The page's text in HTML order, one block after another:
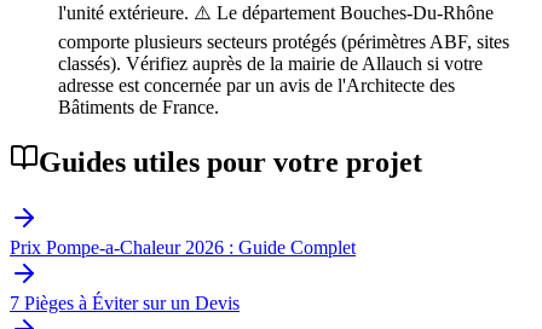
l'unité extérieure. ⚠️ Le département Bouches-Du-Rhône
comporte plusieurs secteurs protégés (périmètres ABF, sites
classés). Vérifiez auprès de la mairie de Allauch si votre
adresse est concernée par un avis de l'Architecte des
Bâtiments de France.
Guides utiles pour votre projet
Prix Pompe-a-Chaleur 2026 : Guide Complet
7 Pièges à Éviter sur un Devis